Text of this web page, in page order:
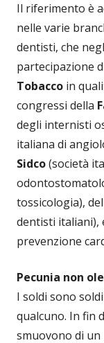
Il riferimento è
nelle varie
dentisti, che
partecipazione
Tobacco in
congressi della
degli internisti
italiana di
Sidco(società
tossicologia),
dentisti italiani),
prevenzione
Pecunia non
I soldi sono
qualcuno. In fin
smuovono di un